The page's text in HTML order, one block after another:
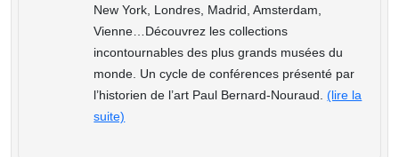
New York, Londres, Madrid, Amsterdam,
Vienne…Découvrez les collections
incontournables des plus grands musées du
monde. Un cycle de conférences présenté par
l’historien de l’art Paul Bernard-Nouraud.(lire la
suite)